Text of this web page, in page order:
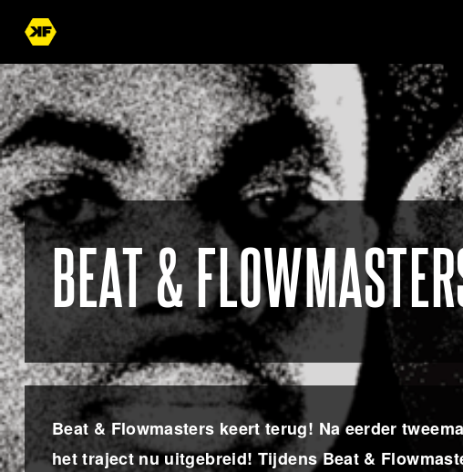
BEAT &
Beat & Flowmasters keert terug! Na eerder
het traject nu uitgebreid! Tijdens Beat &